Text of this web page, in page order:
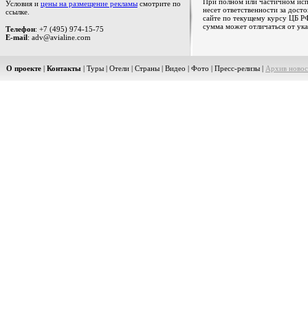
Условия и цены на размещение рекламы смотрите по
ссылке.
Телефон: +7 (495) 974-15-75
E-mail: adv@avialine.com
несет ответственности за
сайте по текущему курсу ЦБ
сумма может отличаться от
О проекте | Контакты | Туры | Отели | Страны | Видео | Фото | Пресс-релизы | Архив